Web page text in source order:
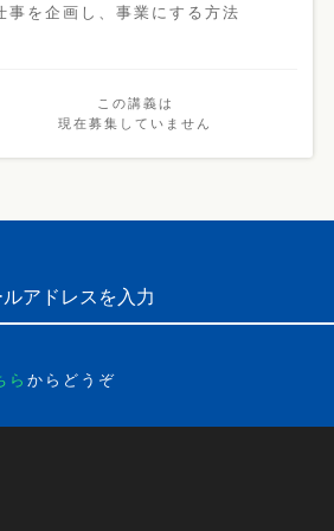
事を企画し、事業にする方法
この講義は
現在募集していません
ら からどうぞ